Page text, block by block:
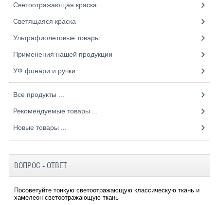
Светоотражающая краска
Светящаяся краска
Ультрафиолетовые товары
Применения нашей продукции
УФ фонари и ручки
Все продукты ...
Рекомендуемые товары ...
Новые товары ...
ВОПРОС - ОТВЕТ
Посоветуйте тонкую светоотражающую классическую ткань и
хамелеон светоотражающую ткань